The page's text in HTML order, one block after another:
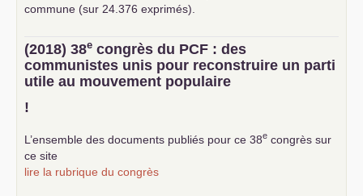
commune (sur 24.376 exprimés).
(2018) 38e congrès du PCF : des
communistes unis pour reconstruire un parti
utile au mouvement populaire
!
L’ensemble des documents publiés pour ce 38e congrès sur
ce site
lire la rubrique du congrès